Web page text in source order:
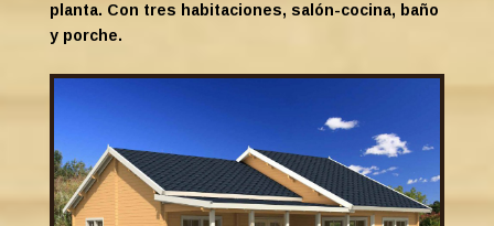
planta. Con tres habitaciones, salón-cocina, baño
y porche.